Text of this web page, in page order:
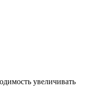
увеличивать